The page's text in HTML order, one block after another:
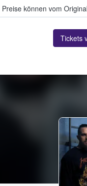
Preise können vom
Tickets